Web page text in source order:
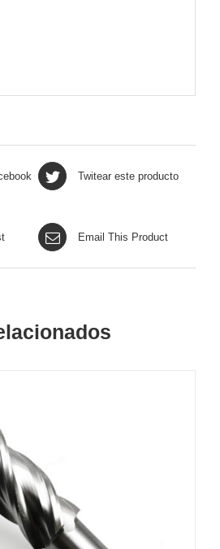
Twitear este producto
Email This Product